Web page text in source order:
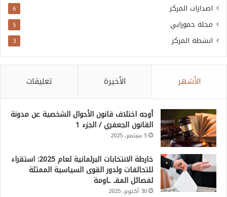
اصدارات المركز 6
مجلة حمورابي 5
انشطة المركز 3
الأشهر الأخيرة تعليقات
أوجه اختلاف قانون الأحوال الشخصية عن مدونة
القانون الجعفري / الجزء 1
5 سبتمبر، 2025
خارطة الانتخابات البرلمانية لعام 2025: استقراء
للتحالفات ولدور القوى السياسية الممثلة
لفصائل المقـ ـاومة
30 أكتوبر، 2025